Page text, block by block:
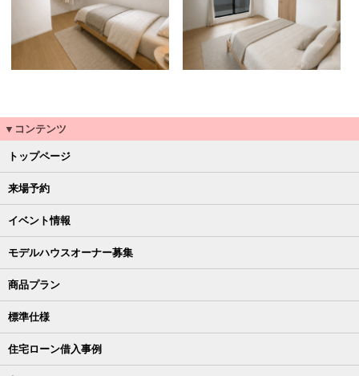
▼コンテンツ
トップページ
来場予約
イベント情報
モデルハウスオーナー募集
商品プラン
標準仕様
住宅ローン借入事例